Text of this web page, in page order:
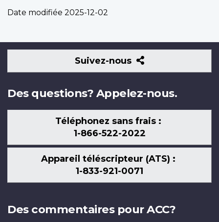
Date modifiée 2025-12-02
Suivez-nous
Suivez-
nous
Des questions? Appelez-nous.
Téléphonez sans frais :
1-866-522-2022
Appareil téléscripteur (ATS) :
1-833-921-0071
Des commentaires pour ACC?